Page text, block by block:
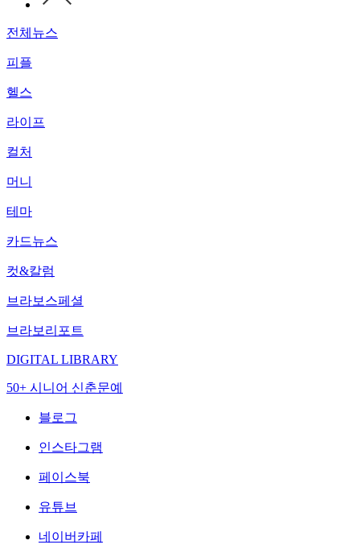
전체뉴스
피플
헬스
라이프
컬처
머니
테마
카드뉴스
컷&칼럼
브라보스페셜
브라보리포트
DIGITAL LIBRARY
50+ 시니어 신춘문예
블로그
인스타그램
페이스북
유튜브
네이버카페